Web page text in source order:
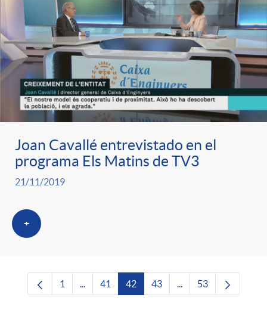
Joan Cavallé entrevistado en el
programa Els Matins de TV3
21/11/2019
+
Página
1 ...Páginas intermedias Use TAB para
Página
41 Página
42 Página
43 ...Páginas intermedias
Página
53